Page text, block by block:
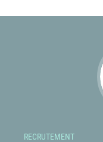
RECRUTEMENT